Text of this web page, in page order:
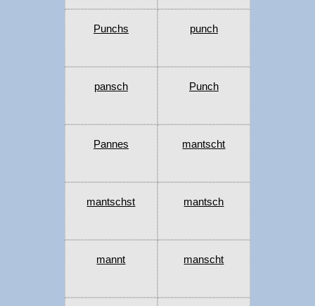
Punchs punch
pansch Punch
Pannes mantscht
mantschst mantsch
mannt manscht